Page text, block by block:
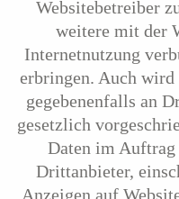
Websitebetreiber
weitere mit der
Internetnutzung
erbringen. Auch
gegebenenfalls an
gesetzlich
Daten im Auftrag
Drittanbieter,
Anzeigen auf